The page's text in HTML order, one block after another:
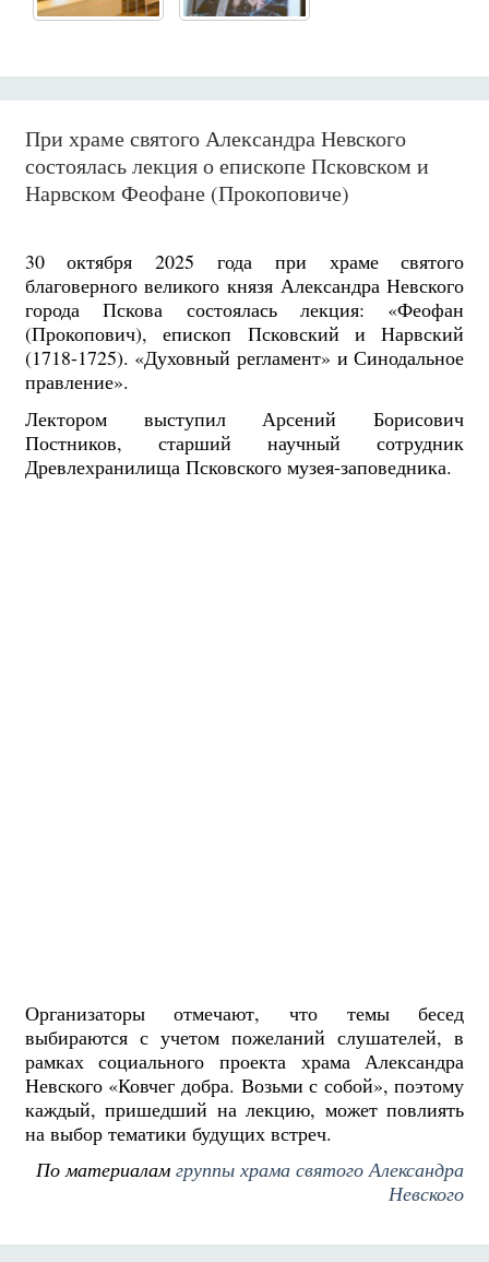
При храме святого Александра Невского
состоялась лекция о епископе Псковском и
Нарвском Феофане (Прокоповиче)
30 октября 2025 года при храме святого
благоверного великого князя Александра Невского
города Пскова состоялась лекция: «Феофан
(Прокопович), епископ Псковский и Нарвский
(1718-1725). «Духовный регламент» и Синодальное
правление».
Лектором выступил Арсений Борисович
Постников, старший научный сотрудник
Древлехранилища Псковского музея-заповедника.
Организаторы отмечают, что темы бесед
выбираются с учетом пожеланий слушателей, в
рамках социального проекта храма Александра
Невского «Ковчег добра. Возьми с собой», поэтому
каждый, пришедший на лекцию, может повлиять
на выбор тематики будущих встреч.
По материаламгруппы храма святого Александра
Невского